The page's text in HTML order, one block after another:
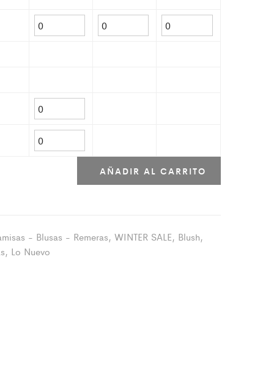
AÑADIR AL CARRITO
- Blusas - Remeras, WINTER SALE, Blush,
, Lo Nuevo